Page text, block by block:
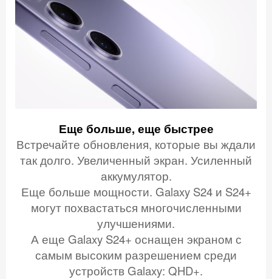
Еще больше, еще быстрее
Встречайте обновления, которые вы ждали
так долго. Увеличенный экран. Усиленный
аккумулятор.
Еще больше мощности. Galaxy S24 и S24+
могут похвастаться многочисленными
улучшениями.
А еще Galaxy S24+ оснащен экраном с
самым высоким разрешением среди
устройств Galaxy: QHD+.